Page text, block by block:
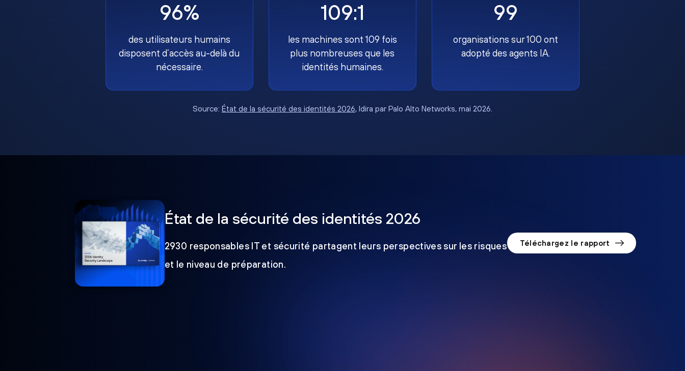
96%
des utilisateurs humains
disposent d’accès au-delà du
nécessaire.
109:1
les machines sont 109 fois
plus nombreuses que les
identités humaines.
99
organisations sur 100 ont
adopté des agents IA.
Source: État de la sécurité des identités 2026, Idira par Palo Alto Networks, mai 2026.
État de la sécurité des identités 2026
2930 responsables IT et sécurité partagent leurs perspectives sur les risques
et le niveau de préparation.
Téléchargez le rapport